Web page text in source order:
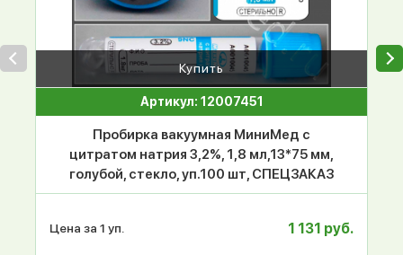
Купить
Артикул: 12007451
Пробирка вакуумная МиниМед с
цитратом натрия 3,2%, 1,8 мл,13*75 мм,
голубой, стекло, уп.100 шт, СПЕЦЗАКАЗ
Цена за 1 уп. 1 131 руб.